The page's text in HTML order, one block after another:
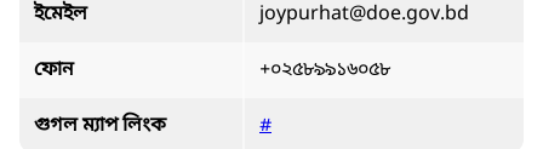
ইমেইল joypurhat@doe.gov.bd
ফোন +০২৫৮৯৯১৬০৫৮
গুগল ম্যাপ লিংক #